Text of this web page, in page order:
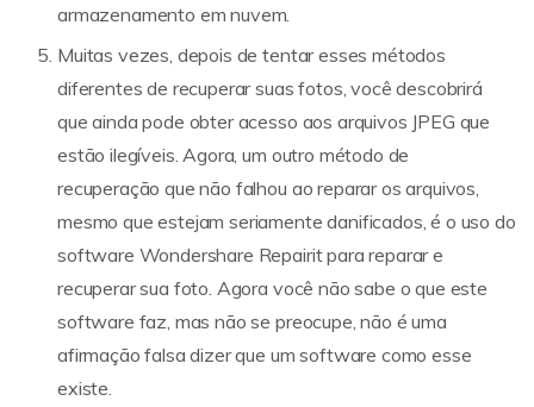
armazenamento em nuvem.
Muitas vezes, depois de tentar esses métodos
diferentes de recuperar suas fotos, você descobrirá
que ainda pode obter acesso aos arquivos JPEG que
estão ilegíveis. Agora, um outro método de
recuperação que não falhou ao reparar os arquivos,
mesmo que estejam seriamente danificados, é o uso do
software Wondershare Repairit para reparar e
recuperar sua foto. Agora você não sabe o que este
software faz, mas não se preocupe, não é uma
afirmação falsa dizer que um software como esse
existe.